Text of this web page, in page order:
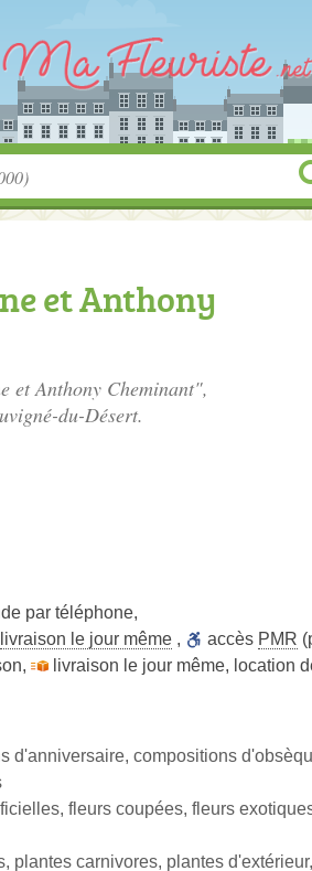
et Anthony
et Anthony Cheminant",
du-Désert.
par téléphone,
livraison le jour même , accès PMR
, livraison le jour même, location
d'anniversaire, compositions
fleurs coupées, fleurs
plantes carnivores, plantes